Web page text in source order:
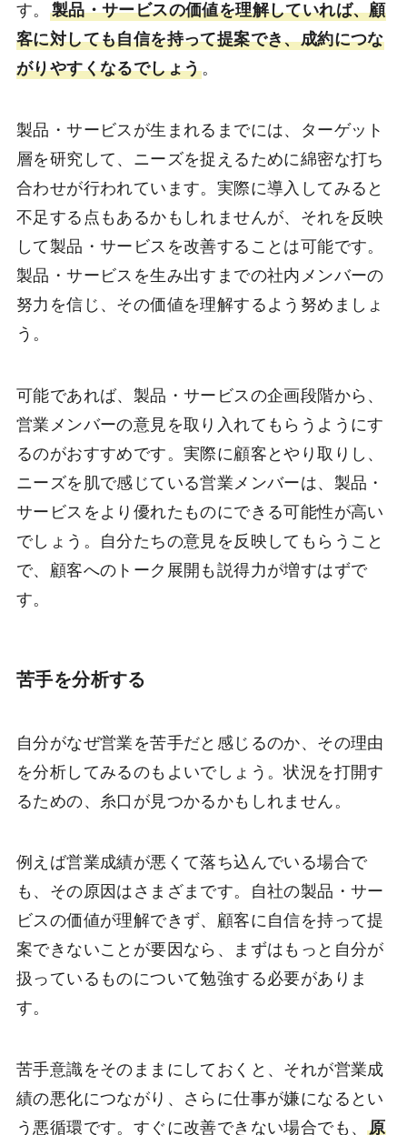
す。 製品・サービスの価値を理解していれば、顧
客に対しても自信を持って提案でき、成約につな
がりやすくなるでしょう。
製品・サービスが生まれるまでには、ターゲット
層を研究して、ニーズを捉えるために綿密な打ち
合わせが行われています。実際に導入してみると
不足する点もあるかもしれませんが、それを反映
して製品・サービスを改善することは可能です。
製品・サービスを生み出すまでの社内メンバーの
努力を信じ、その価値を理解するよう努めましょ
う。
可能であれば、製品・サービスの企画段階から、
営業メンバーの意見を取り入れてもらうようにす
るのがおすすめです。実際に顧客とやり取りし、
ニーズを肌で感じている営業メンバーは、製品・
サービスをより優れたものにできる可能性が高い
でしょう。自分たちの意見を反映してもらうこと
で、顧客へのトーク展開も説得力が増すはずで
す。
苦手を分析する
自分がなぜ営業を苦手だと感じるのか、その理由
を分析してみるのもよいでしょう。状況を打開す
るための、糸口が見つかるかもしれません。
例えば営業成績が悪くて落ち込んでいる場合で
も、その原因はさまざまです。自社の製品・サー
ビスの価値が理解できず、顧客に自信を持って提
案できないことが要因なら、まずはもっと自分が
扱っているものについて勉強する必要がありま
す。
苦手意識をそのままにしておくと、それが営業成
績の悪化につながり、さらに仕事が嫌になるとい
う悪循環です。すぐに改善できない場合でも、原